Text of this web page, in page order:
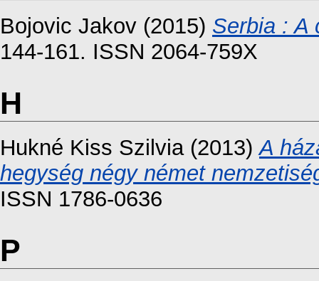
Bojovic Jakov (2015) Serbia : A
144-161. ISSN 2064-759X
H
Hukné Kiss Szilvia(2013)A
hegység négy német
ISSN 1786-0636
P